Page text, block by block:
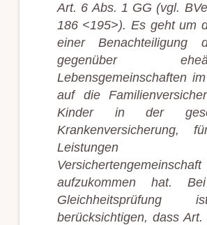
Art. 6 Abs. 1 GG (vgl.
186 <195>). Es geht um
einer Benachteiligung
gegenüber
Lebensgemeinschaften
auf die
Kinder in der
Krankenversicherung,
Versichertengemeinschaft
aufzukommen hat.
berücksichtigen, dass